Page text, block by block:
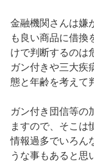
金融機関さんは嫌
も良い商品に借換
けで判断するのは
ガン付きや三大疾
態と年齢を考えて
ガン付き団信等の
ますので、そこは
情報過多でいろん
うな事もあると思